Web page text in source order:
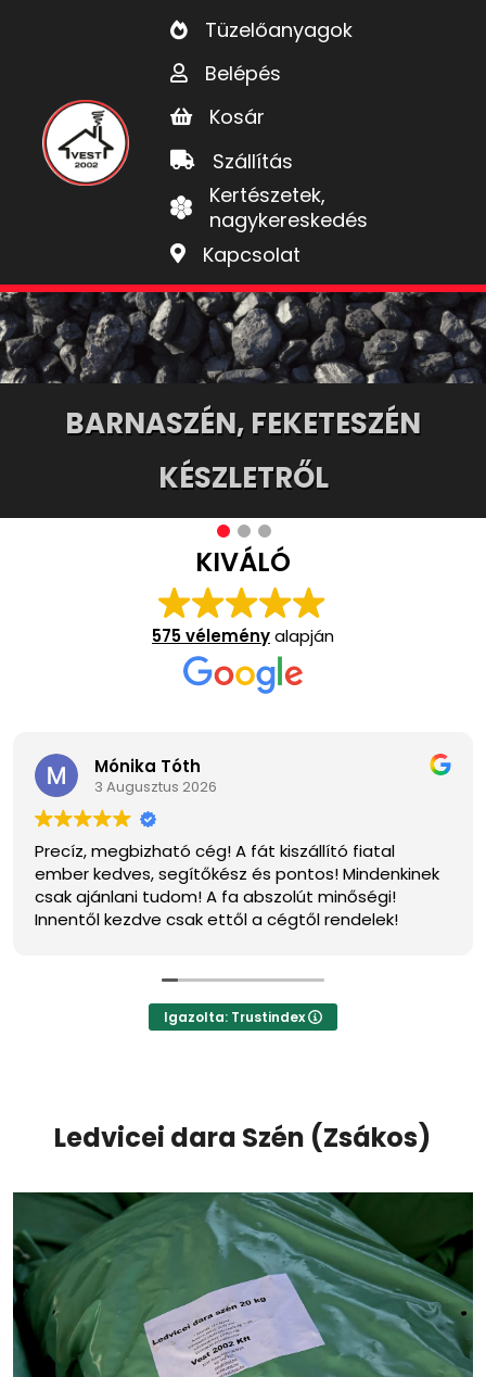
Tüzelőanyagok
Belépés
Kosár
Szállítás
Kertészetek,
nagykereskedés
Kapcsolat
BARNASZÉN, FEKETESZÉN
KÉSZLETRŐL
KIVÁLÓ
575 véleményalapján
Tóth
2026
cég! A fát kiszállító fiatal
segítőkész és pontos! Mindenkinek
A fa abszolút minőségi!
csak ettől a cégtől rendelek!
Szívből
a
legközelebb
Igazolta: Trustindex
Ledvicei dara Szén (Zsákos)